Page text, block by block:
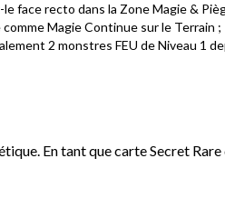
face recto dans la Zone Magie &
Magie Continue sur le Terrain
2 monstres FEU de Niveau 1
En tant que carte Secret